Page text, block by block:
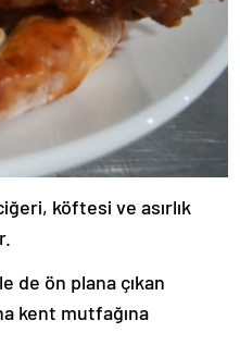
köftesi ve asırlık
de ön plana çıkan
kent mutfağına